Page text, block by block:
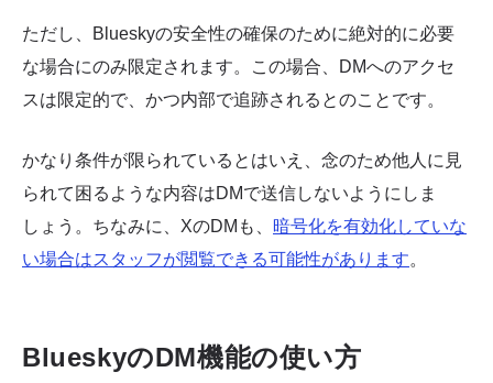
ただし、Blueskyの安全性の確保のために絶対的に必要
な場合にのみ限定されます。この場合、DMへのアクセ
スは限定的で、かつ内部で追跡されるとのことです。
かなり条件が限られているとはいえ、念のため他人に見
られて困るような内容はDMで送信しないようにしま
しょう。ちなみに、XのDMも、 暗号化を有効化していな
い場合はスタッフが閲覧できる可能性があります。
BlueskyのDM機能の使い方